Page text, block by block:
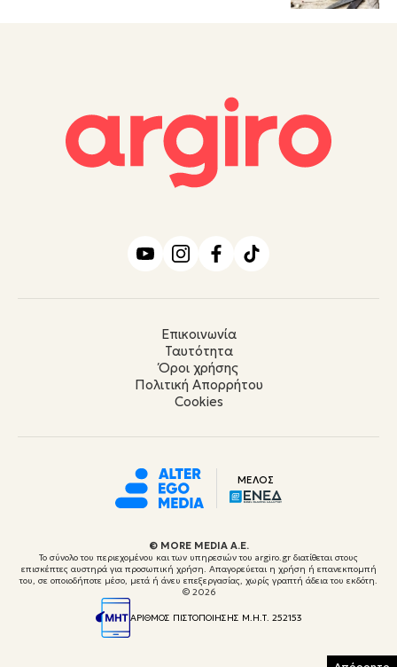
Επικοινωνία
Ταυτότητα
Όροι χρήσης
Πολιτική Απορρήτου
Cookies
ΜΕΛΟΣ
© ΜORE MEDIA Α.Ε.
Το σύνολο του περιεχομένου και των υπηρεσιών του argiro.gr διατίθεται στους
επισκέπτες αυστηρά για προσωπική χρήση. Απαγορεύεται η χρήση ή επανεκπομπή
του, σε οποιοδήποτε μέσο, μετά ή άνευ επεξεργασίας, χωρίς γραπτή άδεια του εκδότη.
© 2026
ΑΡΙΘΜΟΣ ΠΙΣΤΟΠΟΙΗΣΗΣ Μ.Η.Τ. 252153